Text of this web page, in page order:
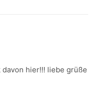
hier!!! liebe grüße